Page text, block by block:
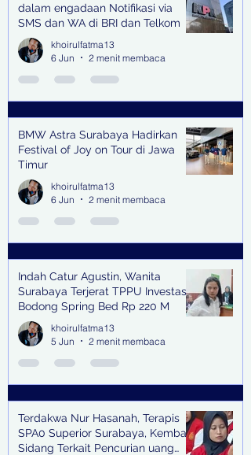
dalam engadaan Notifikasi via
SMS dan WA di BRI dan Telkom
khoirulfatma13
6 Jun
2 menit membaca
BMW Astra Surabaya Hadirkan
Festival of Joy on Tour di Jawa
Timur
khoirulfatma13
6 Jun
2 menit membaca
Indah Catur Agustin, Wanita
Surabaya Terjerat TPPU Investasi
Bodong Spring Bed Rp 220 M
khoirulfatma13
5 Jun
2 menit membaca
Terdakwa Nur Hasanah, Terapis
SPA0 Superior Surabaya, Kembali
Sidang Terkait Pencurian uang